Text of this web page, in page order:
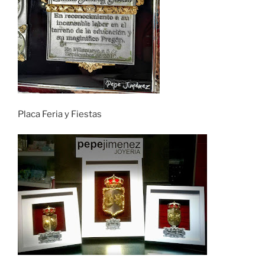
Placa Feria y Fiestas